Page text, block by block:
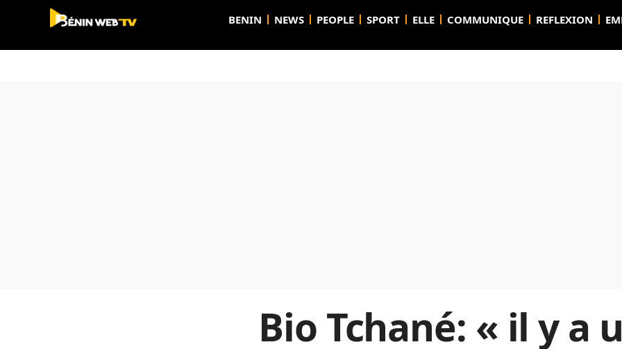
BENIN NEWS PEOPLE SPORT ELLE COMMUNIQUE REFLEXION
Bio Tchané: « il y a